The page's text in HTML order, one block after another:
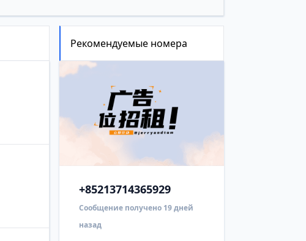
Рекомендуемые номера
+85213714365929
Сообщение получено 19 дней
назад